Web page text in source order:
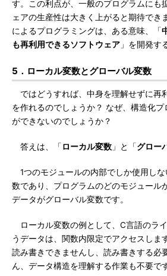
す。この利点が、一般のプログラムにも
ェアの生産性は大きく上がると期待でき
によるプログラミングは、ある意味、「
も再利用できるソフトウェア 」を開発す
5．ローカル変数とグローバル変数
ではどうすれば、中身を理解せずに再
を作れるのでしょうか？ なぜ、構造化
ができないのでしょうか？
答えは、「 ローカル変数 」と「グロー
1つのモジュールの内部でしか使用し
数であり、プログラムのどのモジュール
データがグローバル変数です。
ローカル変数の例として、C言語のラ
うデータは、関数内限定でアクセスしま
読み書きできませんし、読み書きする必
ん、データ構造を理解する作業も不要で